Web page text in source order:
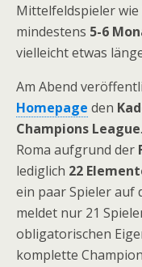
Mittelfeldspieler
mindestens 5-6
vielleicht etwas
Am Abend
Homepage den
Champions League
Roma aufgrund der
lediglich 22
ein paar Spieler auf
meldet nur 21
obligatorischen
komplette